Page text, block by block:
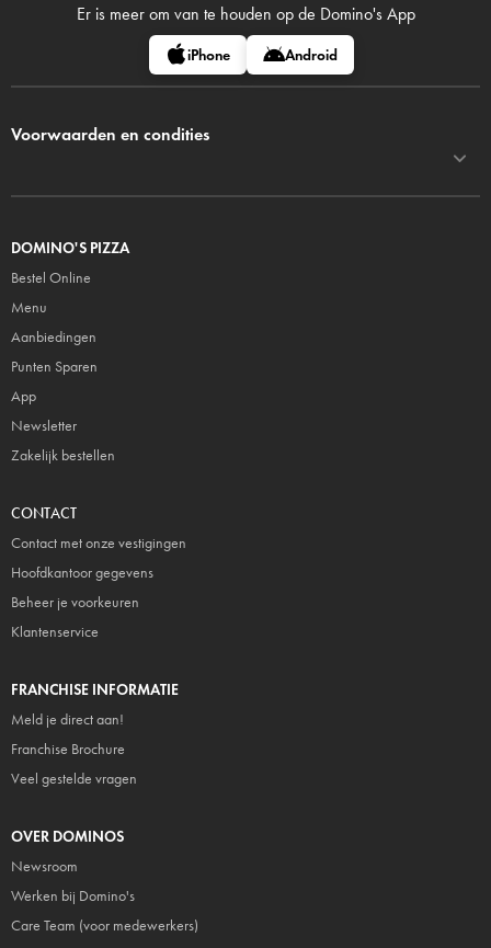
Er is meer om van te houden op de Domino's App
iPhone Android
Voorwaarden en condities
DOMINO'S PIZZA
Bestel Online
Menu
Aanbiedingen
Punten Sparen
App
Newsletter
Zakelijk bestellen
CONTACT
Contact met onze vestigingen
Hoofdkantoor gegevens
Beheer je voorkeuren
Klantenservice
FRANCHISE INFORMATIE
Meld je direct aan!
Franchise Brochure
Veel gestelde vragen
OVER DOMINOS
Newsroom
Werken bij Domino's
Care Team (voor medewerkers)